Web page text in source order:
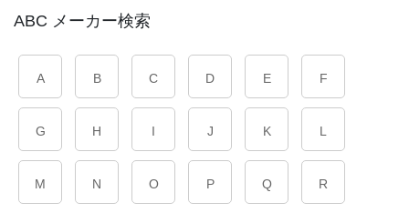
ABC メーカー検索
A B C D E F
G H I J K L
M N O P Q R